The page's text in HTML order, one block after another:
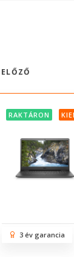
ELŐZŐ
RAKTÁRON
3 év garancia